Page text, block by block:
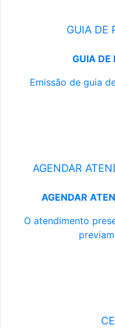
GUIA DE
GUIA DE
Emissão de guia
AGENDAR
AGENDAR
O atendimento